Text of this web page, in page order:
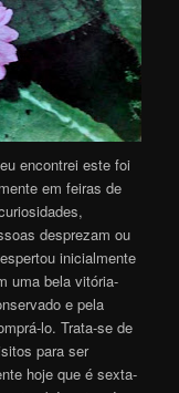
encontrei este foi
em feiras de
desprezam ou
inicialmente
uma bela vitória-
e pela
lo. Trata-se de
para ser
hoje que é sexta-